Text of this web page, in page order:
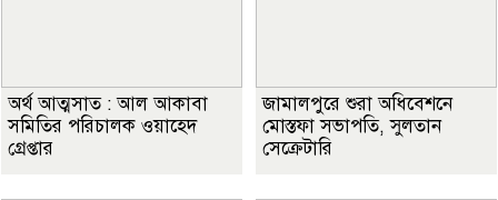
অর্থ আত্মসাত : আল আকাবা
সমিতির পরিচালক ওয়াহেদ
গ্রেপ্তার
জামালপুরে শুরা অধিবেশনে
মোস্তফা সভাপতি, সুলতান
সেক্রেটারি